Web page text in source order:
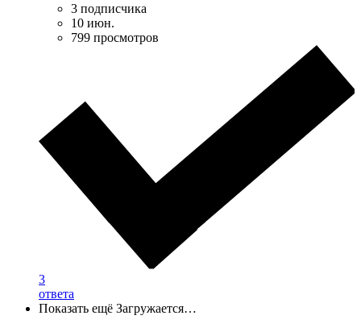
3 подписчика
10 июн.
799 просмотров
3
ответа
Показать ещё Загружается…